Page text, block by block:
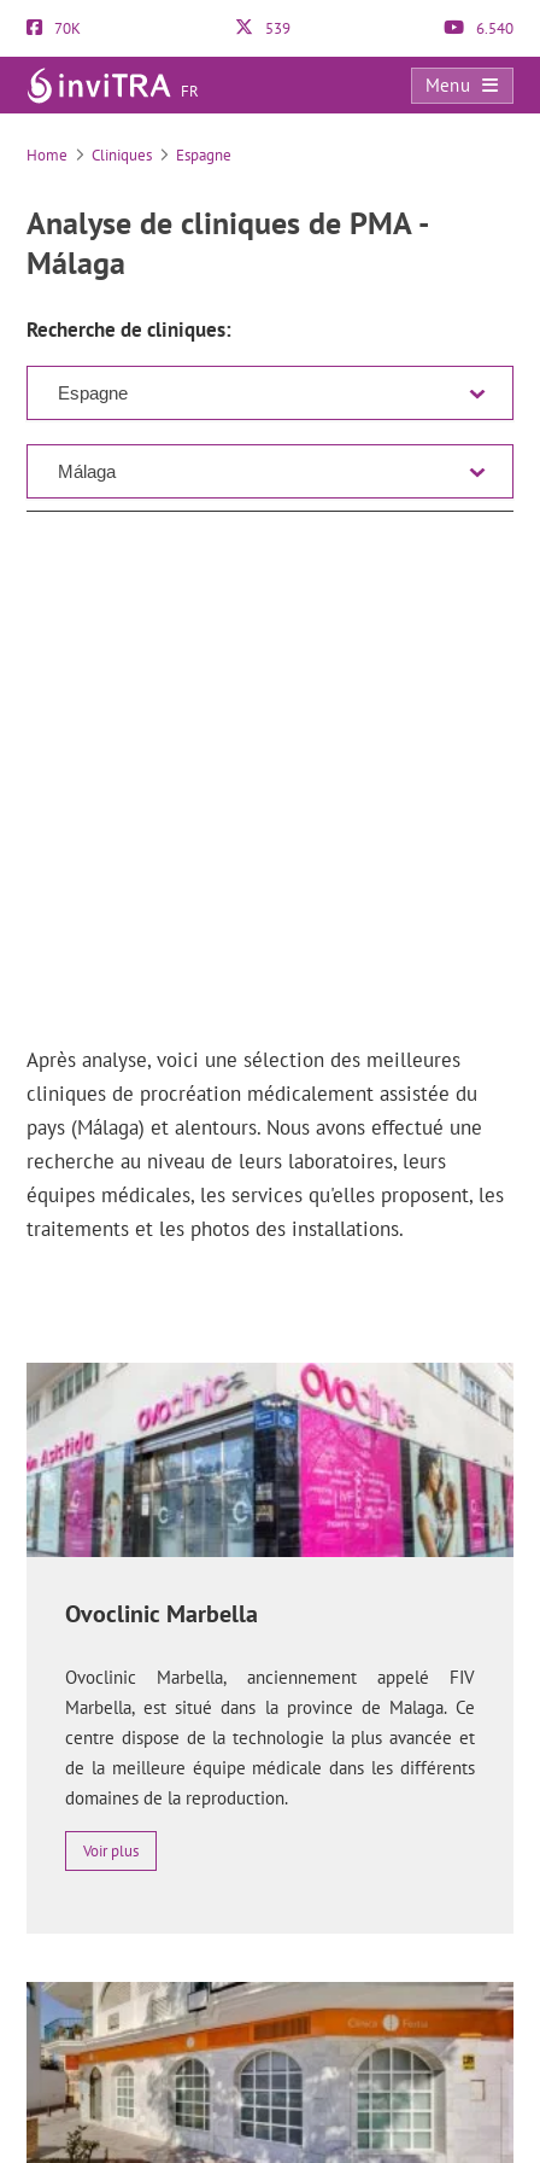
70K 539 6.540
FR
Menu
Liste des cliniques
Home Cliniques Espagne
Analyse de cliniques de PMA -
Málaga
Recherche de cliniques:
Après analyse, voici une sélection des meilleures
cliniques de procréation médicalement assistée du
pays (Málaga) et alentours. Nous avons effectué une
recherche au niveau de leurs laboratoires, leurs
équipes médicales, les services qu'elles proposent, les
traitements et les photos des installations.
Ovoclinic Marbella
Ovoclinic Marbella, anciennement appelé FIV
Marbella, est situé dans la province de Malaga. Ce
centre dispose de la technologie la plus avancée et
de la meilleure équipe médicale dans les différents
domaines de la reproduction.
Voir plus